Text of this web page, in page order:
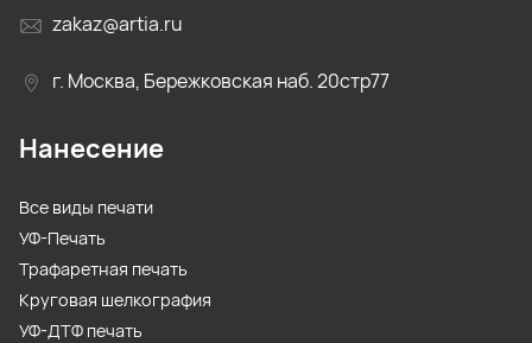
zakaz@artia.ru
г. Москва, Бережковская наб. 20стр77
Нанесение
Все виды печати
УФ-Печать
Трафаретная печать
Круговая шелкография
УФ-ДТФ печать